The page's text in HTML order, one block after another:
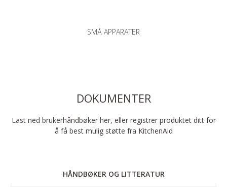
SMÅ APPARATER
DOKUMENTER
Last ned brukerhåndbøker her, eller registrer produktet ditt for
å få best mulig støtte fra KitchenAid
HÅNDBØKER OG LITTERATUR